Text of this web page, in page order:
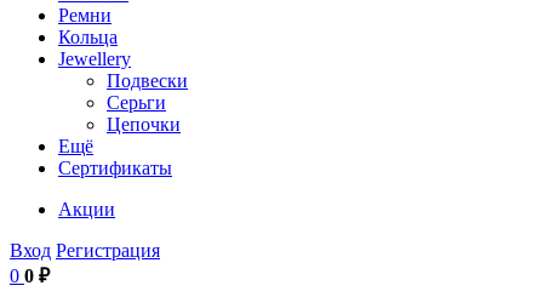
Ремни
Кольца
Jewellery
Подвески
Серьги
Цепочки
Ещё
Сертификаты
Акции
Вход Регистрация
0 0 ₽